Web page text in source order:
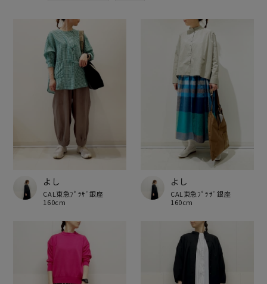
よし
CAL東急ﾌﾟﾗｻﾞ銀座
160cm
よし
CAL東急ﾌﾟﾗｻﾞ銀座
160cm